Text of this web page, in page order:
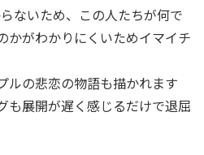
ないため、この人たちが何で
かがわかりにくいためイマイチ
ルの悲恋の物語も描かれます
も展開が遅く感じるだけで退屈